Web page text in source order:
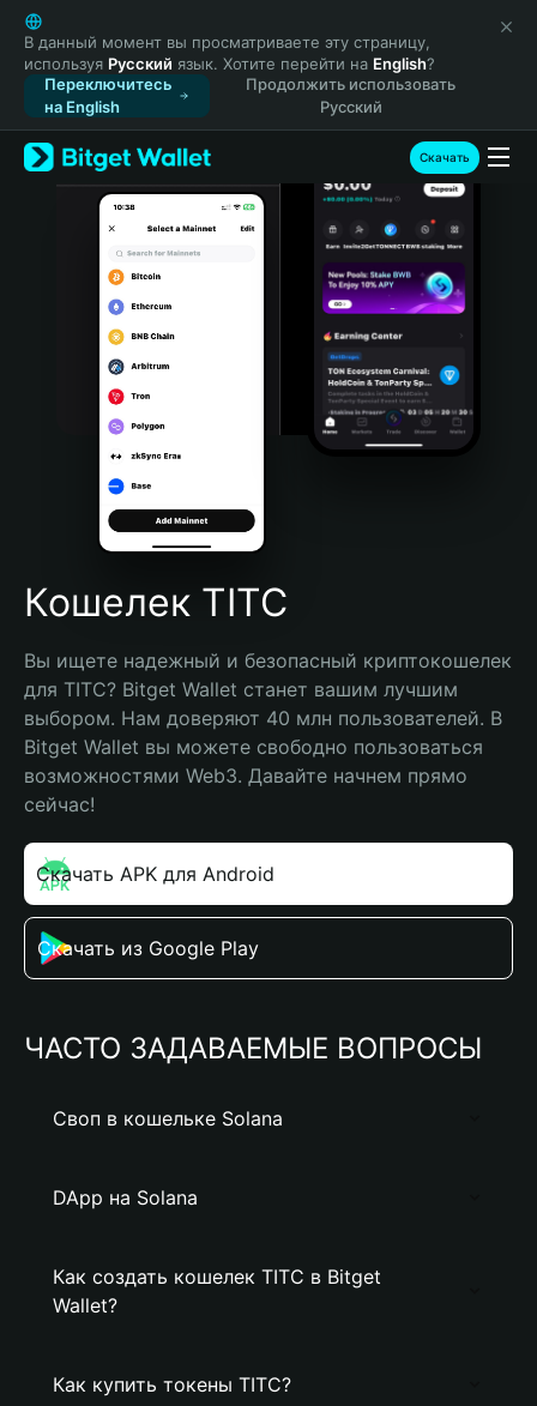
English
日本語
Tiếng Việt
Русский
Español (Latinoamérica)
Türkçe
Italiano
Português (Portugal)
Bahasa Indonesia
Português (Brasil)
Español (Argentina)
В данный момент вы просматриваете эту страницу,
используя Русский язык. Хотите перейти на English?
Переключитесь
на English
Продолжить использовать
Русский
Скачать
Кошелек TITC
Вы ищете надежный и безопасный криптокошелек
для TITC? Bitget Wallet станет вашим лучшим
выбором. Нам доверяют 40 млн пользователей. В
Bitget Wallet вы можете свободно пользоваться
возможностями Web3. Давайте начнем прямо
сейчас!
Скачать APK для Android
Скачать из Google Play
ЧАСТО ЗАДАВАЕМЫЕ ВОПРОСЫ
Своп в кошельке Solana
DApp на Solana
Как создать кошелек TITC в Bitget
Wallet?
Как купить токены TITC?